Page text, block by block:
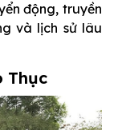
động, truyền
và lịch sử lâu
Thục